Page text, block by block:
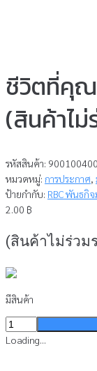
ชีวิตที่คุณ
(สินค้าไม่
รหัสสินค้า:
หมวดหมู่: การประกาศ,
ป้ายกำกับ: RBC พันธกิ
2.00 ฿
(สินค้าไม่ร่วม
มีสินค้า
จำนวน
ชีวิต
Loading...